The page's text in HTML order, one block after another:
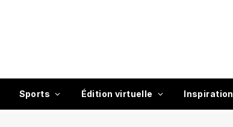
Sports Édition virtuelle Inspiration